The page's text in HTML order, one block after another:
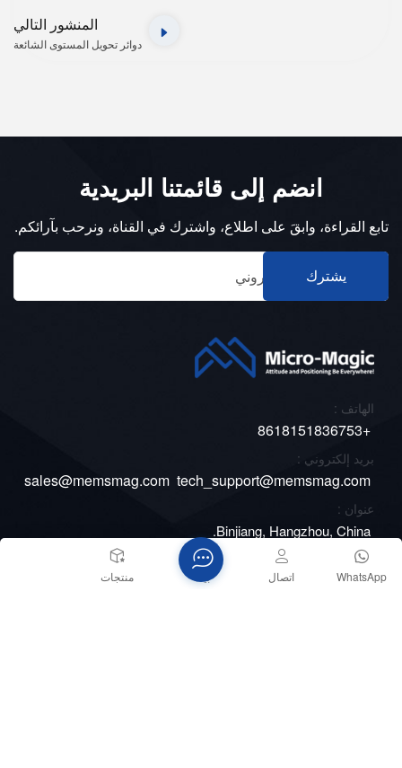
المنشور التالي
دوائر تحويل المستوى الشائعة
انضم إلى قائمتنا البريدية
تابع القراءة، وابقَ على اطلاع، واشترك في القناة، ونرحب بآرائكم.
يشترك
الهاتف :
+8618151836753
بريد إلكتروني :
sales@memsmag.com tech_support@memsmag.com
عنوان :
Binjiang, Hangzhou, China.
منتجات WhatsApp اتصال